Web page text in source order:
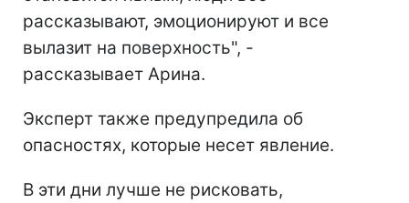
рассказывают, эмоционируют и все
вылазит на поверхность", -
рассказывает Арина.
Эксперт также предупредила об
опасностях, которые несет явление.
В эти дни лучше не рисковать,